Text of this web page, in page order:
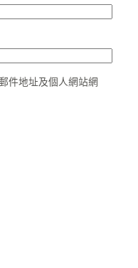
件地址及個人網站網